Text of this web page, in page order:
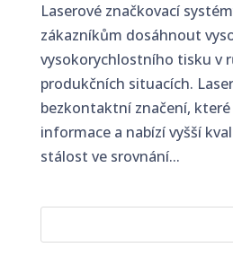
Laserové značkovací
zákazníkům dosáhnout
vysokorychlostního tisku v
produkčních situacích.
bezkontaktní značení,
informace a nabízí vyšší
stálost ve srovnání...